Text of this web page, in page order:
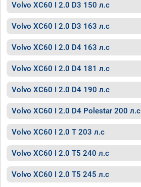
Volvo XC60 I 2.0 D3 150 л.с
Volvo XC60 I 2.0 D3 163 л.с
Volvo XC60 I 2.0 D4 163 л.с
Volvo XC60 I 2.0 D4 181 л.с
Volvo XC60 I 2.0 D4 190 л.с
Volvo XC60 I 2.0 D4 Polestar 200 л.с
Volvo XC60 I 2.0 T 203 л.с
Volvo XC60 I 2.0 T5 240 л.с
Volvo XC60 I 2.0 T5 245 л.с